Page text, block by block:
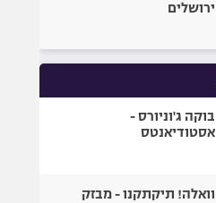
ירושלים
בוקה ג'וניורס -
אסטודיאנטס
וואלה! תיקתקנו - מבזק